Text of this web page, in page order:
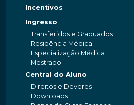
Incentivos
Ingresso
Transferidos e Graduados
Residência Médica
Especialização Médica
Mestrado
Central do Aluno
Direitos e Deveres
Downloads